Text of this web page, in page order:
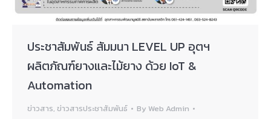
ประชาสัมพันธ์ สัมมนา LEVEL UP อุตฯ
ผลิตภัณฑ์ยางและไม้ยาง ด้วย IoT &
Automation
ข่าวสาร, ข่าวสารประชาสัมพันธ์ By Web Admin